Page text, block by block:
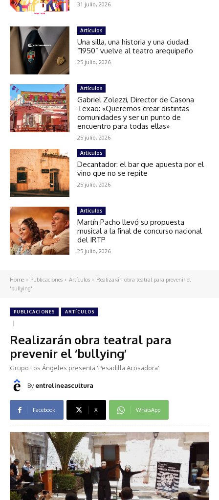
31 julio, 2026
Artículos
Una silla, una historia y una ciudad:
“1950” vuelve al teatro arequipeño
25 julio, 2026
Artículos
Gabriel Zolezzi, Director de Casona
Texao: «Queremos crear distintas
comunidades y ser un punto de
encuentro para todas ellas»
25 julio, 2026
Artículos
Decantador: el bar que apuesta por el
vino que no se repite
25 julio, 2026
Artículos
Martín Pacho llevó su propuesta
musical a la final de concurso nacional
del IRTP
25 julio, 2026